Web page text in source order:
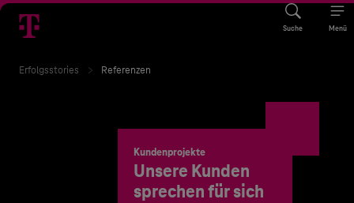
Suche Menü
Erfolgsstories Referenzen
Kundenprojekte
Unsere Kunden
sprechen für sich